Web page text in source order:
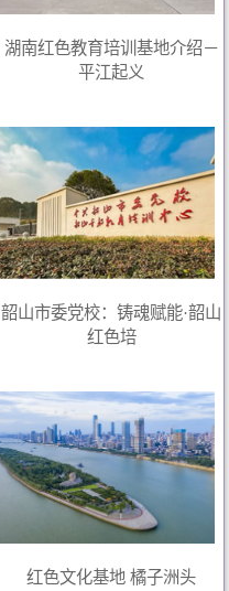
湖南红色教育培训基地介绍－
平江起义
韶山市委党校：铸魂赋能·韶山
红色培
红色文化基地 橘子洲头